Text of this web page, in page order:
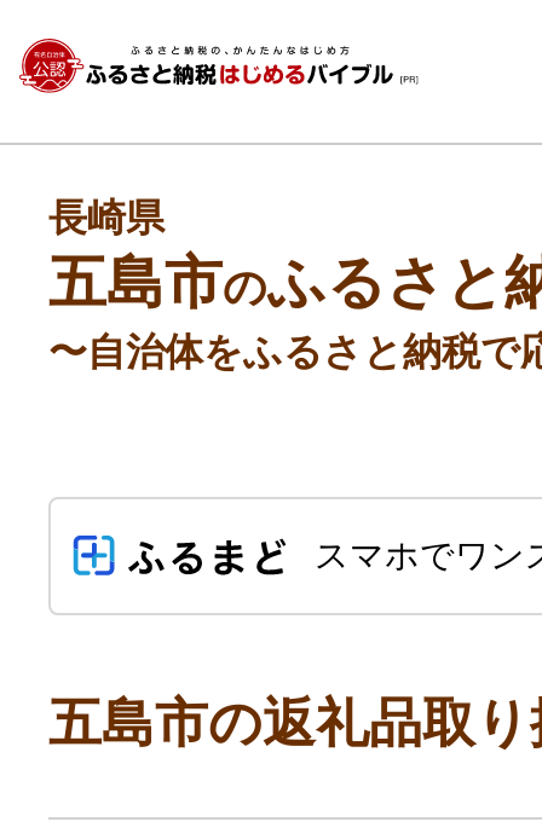
長崎県
五島市のふるさと
〜自治体をふるさと納税で
スマホでワン
五島市の返礼品取